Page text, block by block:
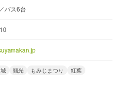
バス6台
観光 もみじまつり 紅葉